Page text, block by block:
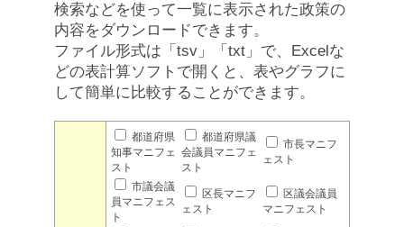
検索などを使って一覧に表示された政策の
内容をダウンロードできます。
ファイル形式は「tsv」「txt」で、Excelな
どの表計算ソフトで開くと、表やグラフに
して簡単に比較することができます。
都道府県
知事マニフェ
スト
都道府県議
会議員マニフェ
スト
市長マニフ
ェスト
市議会議
員マニフェス
ト
区長マニフ
ェスト
区議会議員
マニフェスト